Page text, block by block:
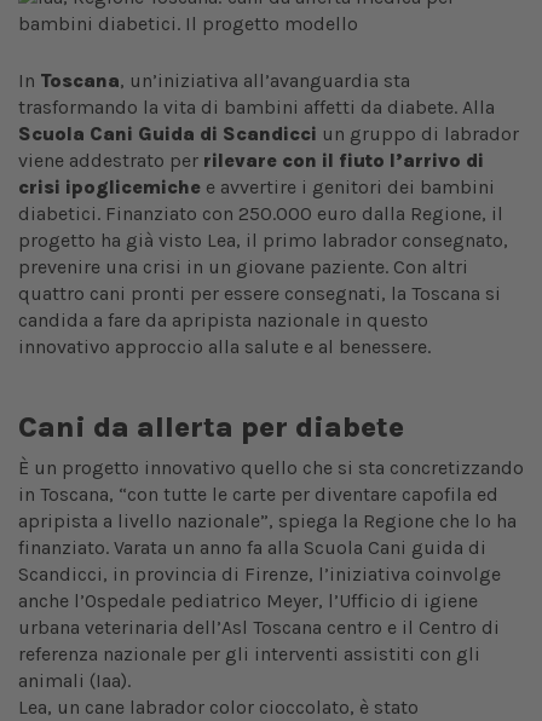
In Toscana, un’iniziativa all’avanguardia sta
trasformando la vita di bambini affetti da diabete. Alla
Scuola Cani Guida di Scandicci un gruppo di labrador
viene addestrato per rilevare con il fiuto l’arrivo di
crisi ipoglicemiche e avvertire i genitori dei bambini
diabetici. Finanziato con 250.000 euro dalla Regione, il
progetto ha già visto Lea, il primo labrador consegnato,
prevenire una crisi in un giovane paziente. Con altri
quattro cani pronti per essere consegnati, la Toscana si
candida a fare da apripista nazionale in questo
innovativo approccio alla salute e al benessere.
Cani da allerta per diabete
È un progetto innovativo quello che si sta concretizzando
in Toscana, “con tutte le carte per diventare capofila ed
apripista a livello nazionale”, spiega la Regione che lo ha
finanziato. Varata un anno fa alla Scuola Cani guida di
Scandicci, in provincia di Firenze, l’iniziativa coinvolge
anche l’Ospedale pediatrico Meyer, l’Ufficio di igiene
urbana veterinaria dell’Asl Toscana centro e il Centro di
referenza nazionale per gli interventi assistiti con gli
animali (Iaa).
Lea, un cane labrador color cioccolato, è stato